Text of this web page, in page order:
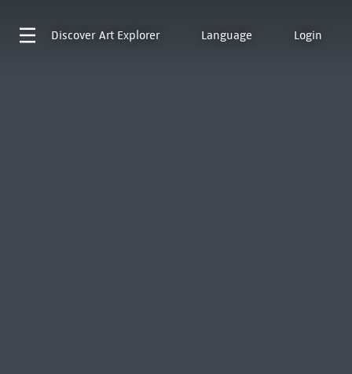
Discover Art Explorer Language Login